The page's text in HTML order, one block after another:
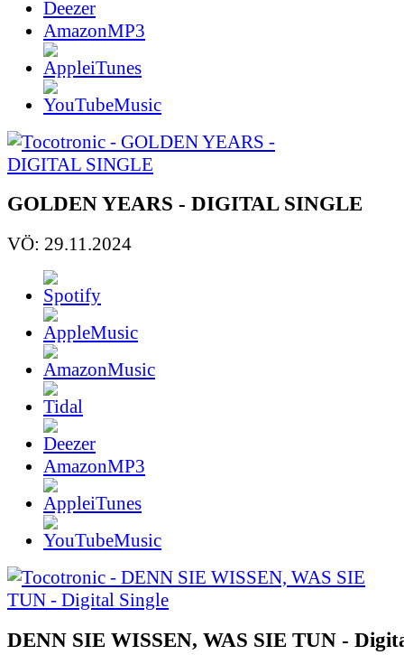
AmazonMP3
GOLDEN YEARS - DIGITAL SINGLE
VÖ: 29.11.2024
AmazonMP3
DENN SIE WISSEN, WAS SIE TUN -